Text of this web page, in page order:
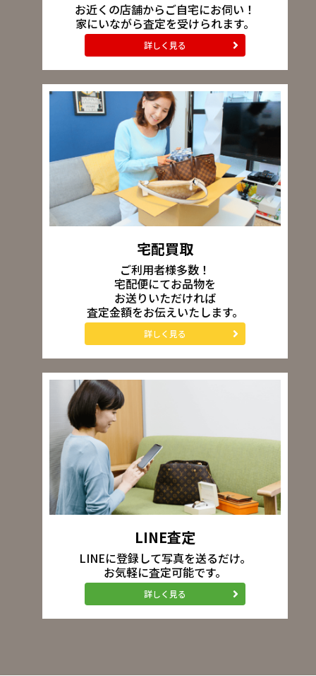
お近くの店舗からご自宅にお伺い！
家にいながら査定を受けられます。
詳しく見る
宅配買取
ご利用者様多数！
宅配便にてお品物を
お送りいただければ
査定金額をお伝えいたします。
詳しく見る
LINE査定
LINEに登録して写真を送るだけ。
お気軽に査定可能です。
詳しく見る